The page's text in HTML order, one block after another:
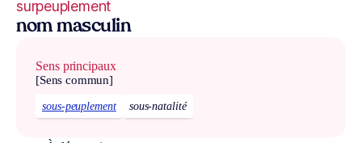
surpeuplement
nom masculin
Sens principaux
[Sens commun]
sous-peuplement sous-natalité